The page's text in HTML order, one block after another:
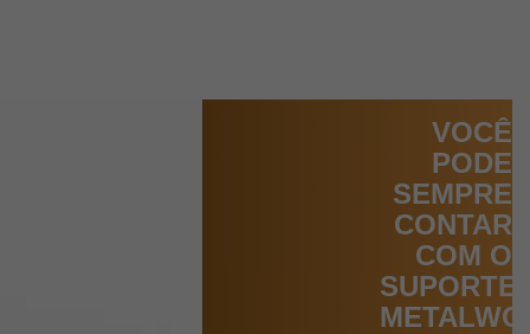
VOCÊ
PODE
SEMPRE
CONTAR
COM O
SUPORTE